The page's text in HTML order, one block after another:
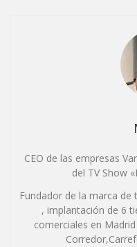
CEO de las empresas
del TV Show
Fundador de la marca
, implantación de 6
comerciales en